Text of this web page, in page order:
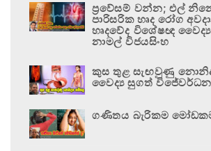
ප්‍රවේසම් වන්න; එල්
පාරිසරික හෘද රෝග
හෘදවේද විශේෂඥ වෛද්‍ය
නාමල් විජයසිංහ
කුස තුළ සැඟවුණු
වෛද්‍ය සුගත්
ගණිතය බැරිකම